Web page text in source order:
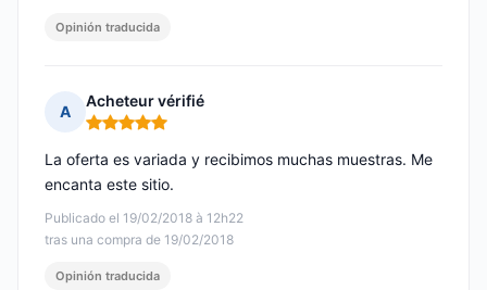
Opinión traducida
A
Acheteur vérifié
Nota: 5 de 5
Publicado el 19/02/2018 à 12h22
tras una compra de 19/02/2018
La oferta es variada y recibimos muchas muestras. Me
encanta este sitio.
Opinión traducida